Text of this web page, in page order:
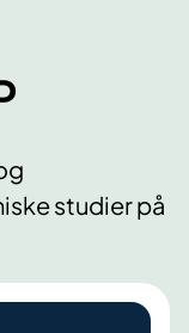
studier på